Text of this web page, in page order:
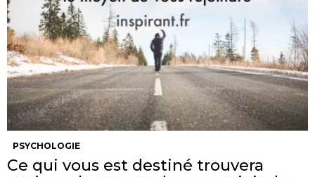
PSYCHOLOGIE
Ce qui vous est destiné trouvera